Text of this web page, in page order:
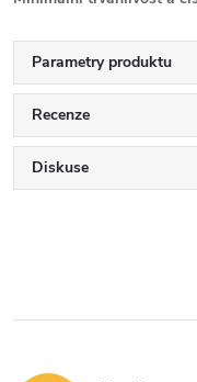
Parametry produktu
Recenze
Diskuse